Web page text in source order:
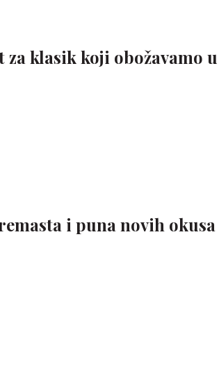
klasik koji obožavamo u
i puna novih okusa